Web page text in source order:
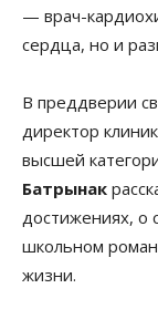
— врач-
сердца, но и
В преддверии
директор
высшей
Батрынак
достижениях, о
школьном
жизни.